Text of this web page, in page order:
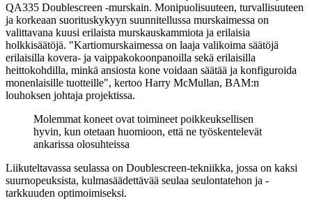
QA335 Doublescreen -murskain. Monipuolisuuteen, turvallisuuteen
ja korkeaan suorituskykyyn suunnitellussa murskaimessa on
valittavana kuusi erilaista murskauskammiota ja erilaisia
holkkisäätöjä. "Kartiomurskaimessa on laaja valikoima säätöjä
erilaisilla kovera- ja vaippakokoonpanoilla sekä erilaisilla
heittokohdilla, minkä ansiosta kone voidaan säätää ja konfiguroida
monenlaisille tuotteille", kertoo Harry McMullan, BAM:n
louhoksen johtaja projektissa.
Molemmat koneet ovat toimineet poikkeuksellisen
hyvin, kun otetaan huomioon, että ne työskentelevät
ankarissa olosuhteissa
Liikuteltavassa seulassa on Doublescreen-tekniikka, jossa on kaksi
suurnopeuksista, kulmasäädettävää seulaa seulontatehon ja -
tarkkuuden optimoimiseksi.